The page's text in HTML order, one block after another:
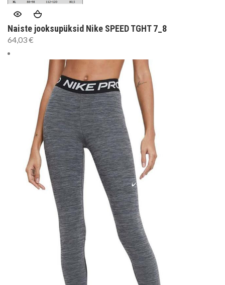
Naiste jooksupüksid Nike SPEED TGHT 7_8
64,03€